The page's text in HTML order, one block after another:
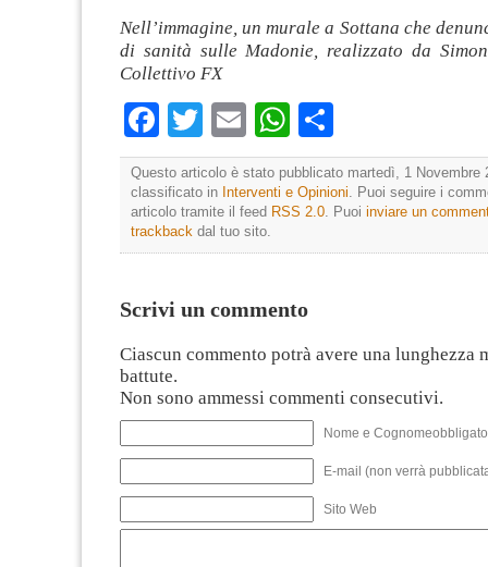
Nell’immagine, un murale a Sottana che
di sanità sulle Madonie, realizzato da
Collettivo FX
Facebook
TwitterEmailWhatsApp
Questo articolo è stato pubblicato martedì, 1 Novembre
classificato in Interventi e Opinioni . Puoi seguire i
articolo tramite il feed RSS 2.0 . Puoi inviare un
trackback dal tuo sito.
Scrivi un commento
Ciascun commento potrà avere una lunghezza
battute.
Non sono ammessi commenti consecutivi.
Nome e
E-mail (non verrà
Sito Web